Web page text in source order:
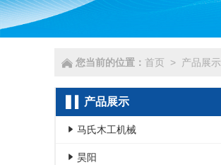
您当前的位置： 首页 > 产品展示
产品展示
马氏木工机械
- 数控类
昊阳